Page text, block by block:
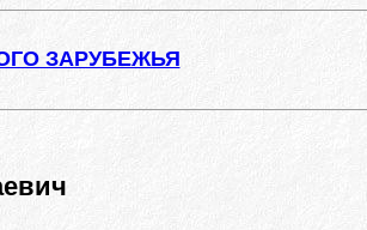
ЗАРУБЕЖЬЯ